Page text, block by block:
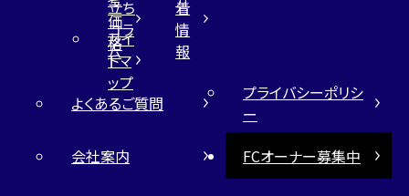
価
格
立ち
コラ
ム
着
情
報
サイ
トマ
ップ
よくあるご質問
プライバシーポリシ
ー
会社案内
FCオーナー募集中